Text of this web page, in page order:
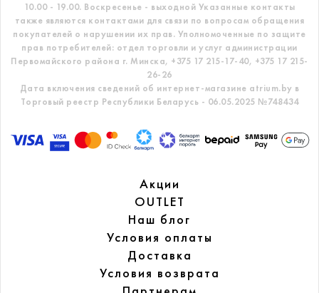
10.00 - 19.00. Воскресенье - выходной Указанные контакты
также являются контактами для связи по вопросам обращения
покупателей о нарушении их прав. Уполномоченные по защите
прав потребителей: отдел торговли и услуг администрации
Первомайского района г. Минска, +375 17 215-17-40, +375 17 215-
26-26
Дата включения сведений об интернет-магазине atrium.by в
Торговый реестр Республики Беларусь - 06.05.2025 №748434
Акции
OUTLET
Наш блог
Условия оплаты
Доставка
Условия возврата